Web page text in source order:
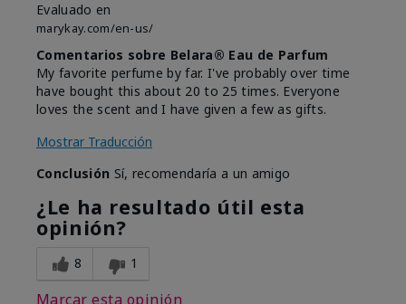
Evaluado en
marykay.com/en-us/
Comentarios sobre Belara® Eau de Parfum
My favorite perfume by far. I've probably over time
have bought this about 20 to 25 times. Everyone
loves the scent and I have given a few as gifts.
Mostrar Traducción
Conclusión Sí, recomendaría a un amigo
¿Le ha resultado útil esta
opinión?
8 1
Marcar esta opinión